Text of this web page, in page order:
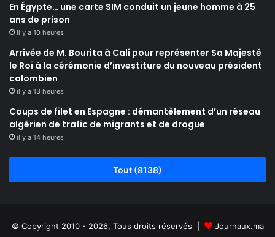
En Égypte… une carte SIM conduit un jeune homme à 25
ans de prison
il y a 10 heures
Arrivée de M. Bourita à Cali pour représenter Sa Majesté
le Roi à la cérémonie d’investiture du nouveau président
colombien
il y a 13 heures
Coups de filet en Espagne : démantèlement d’un réseau
algérien de trafic de migrants et de drogue
il y a 14 heures
Tout (8138)
© Copyright 2010 - 2026, Tous droits réservés | Journaux.ma